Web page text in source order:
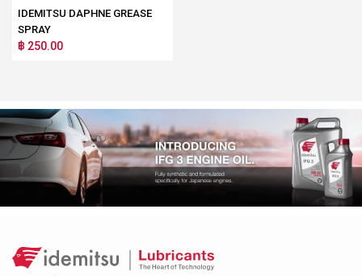
IDEMITSU DAPHNE GREASE
SPRAY
฿ 250.00